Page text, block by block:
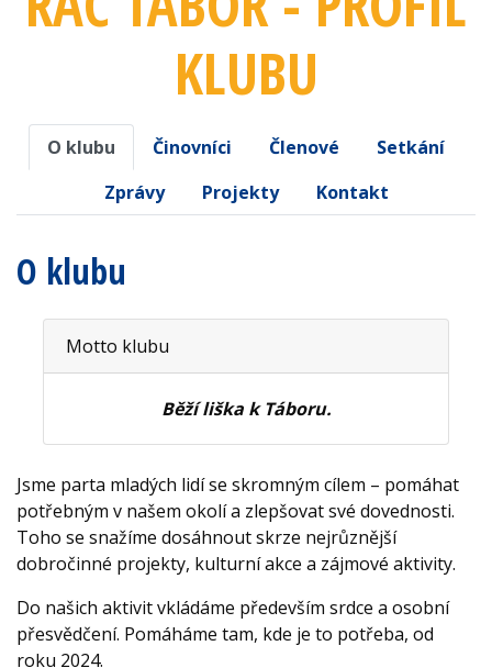
KLUBU
O klubu Činovníci Členové
Setkání
Zprávy
Projekty Kontakt
O klubu
Motto klubu
Běží liška k Táboru.
Jsme parta mladých lidí se skromným cílem – pomáhat
potřebným v našem okolí a zlepšovat své dovednosti.
Toho se snažíme dosáhnout skrze nejrůznější
dobročinné projekty, kulturní akce a zájmové aktivity.
Do našich aktivit vkládáme především srdce a osobní
přesvědčení. Pomáháme tam, kde je to potřeba, od
roku 2024.